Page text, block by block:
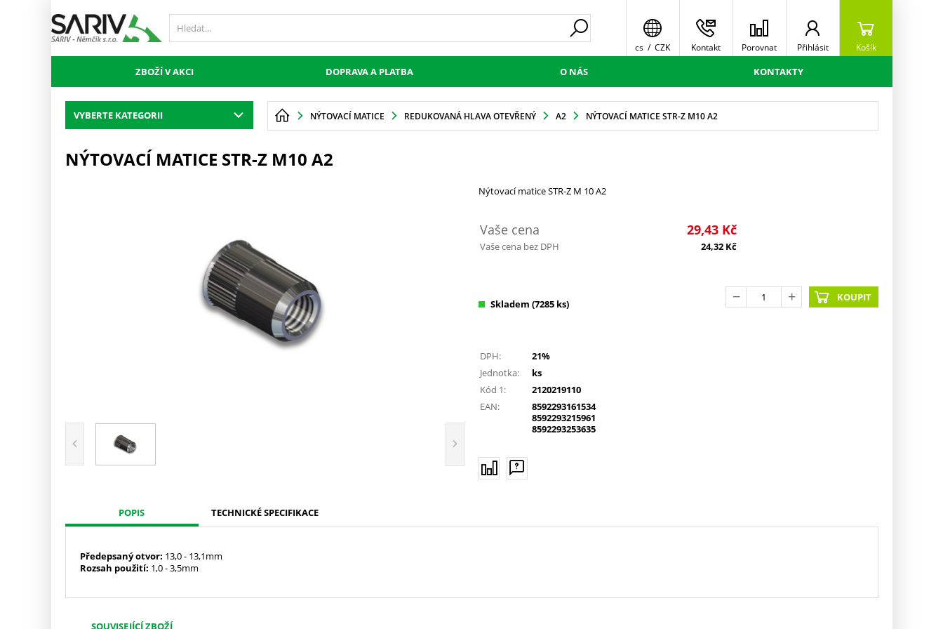
cs / CZK Kontakt Porovnat Přihlásit Košík
ZBOŽÍ V AKCI DOPRAVA A PLATBA O NÁS KONTAKTY
VYBERTE KATEGORII NÝTOVACÍ MATICE REDUKOVANÁ HLAVA OTEVŘENÝ A2 NÝTOVACÍ MATICE STR-Z M10 A2
NÝTOVACÍ MATICE STR-Z M10 A2
Nýtovací matice STR-Z M 10 A2
Vaše cena 29,43 Kč
Vaše cena bez DPH 24,32 Kč
Skladem (7285 ks)
KOUPIT
DPH:
21%
Jednotka:
ks
Kód 1:
2120219110
EAN:
8592293161534
8592293215961
8592293253635
POPIS TECHNICKÉ SPECIFIKACE
Předepsanýotvor: 13,0 - 13,1mm
Rozsah použití: 1,0 - 3,5mm
SOUVISEJÍCÍ ZBOŽÍ